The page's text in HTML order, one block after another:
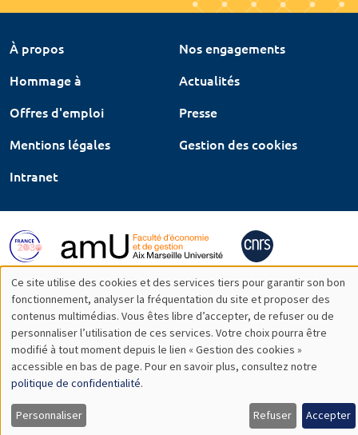
À propos
Nos engagements
Hommage à
Actualités
Offres d'emploi
Presse
Mentions légales
Gestion des cookies
Intranet
Utilisation
des
données
personnelles
et
Ce site utilise des cookies et des services tiers pour garantir son bon
fonctionnement, analyser la fréquentation du site et proposer des
contenus multimédias. Vous êtes libre d’accepter, de refuser ou de
personnaliser l’utilisation de ces services. Votre choix pourra être
modifié à tout moment depuis le lien « Gestion des cookies »
accessible en bas de page. Pour en savoir plus, consultez notre
politique de confidentialité.
Personnaliser Refuser Accepter